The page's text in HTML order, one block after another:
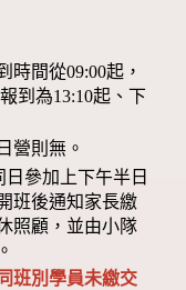
時間從09:00起，
到為13:10起、下
營則無。
參加上下午半日
班後通知家長繳
照顧，並由小隊
班別學員未繳交